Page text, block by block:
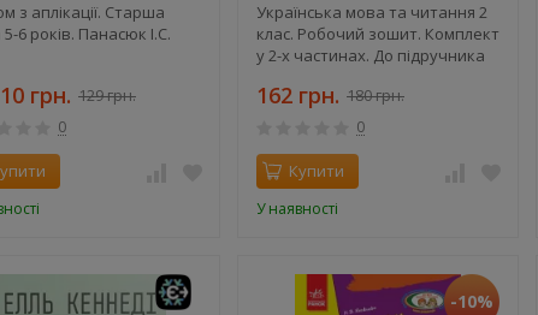
з аплікації. Старша
5-6 років. Панасюк І.С.
грн. 129 грн.
0
Українська мова та читання 2
клас. Робочий зошит. Комплект
у 2-х частинах. До підручника
162 грн. 180 грн.
0
Купити
У наявності
-10%